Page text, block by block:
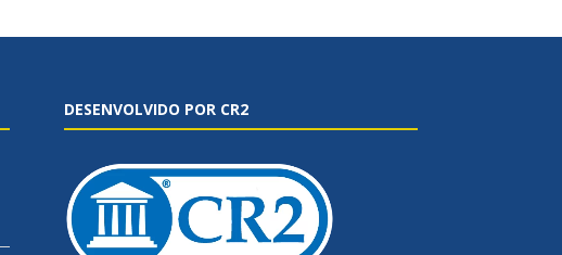
DESENVOLVIDO POR CR2